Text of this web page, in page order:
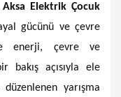
Aksa Elektrik Çocuk
gücünü ve çevre
enerji, çevre ve
bakış açısıyla ele
yarışma